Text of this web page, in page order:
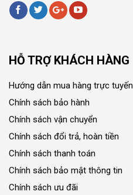
HỖ TRỢ KHÁCH HÀNG
Hướng dẫn mua hàng trực tuyến
Chính sách bảo hành
Chính sách vận chuyển
Chính sách đổi trả, hoàn tiền
Chính sách thanh toán
Chính sách bảo mật thông tin
Chính sách ưu đãi